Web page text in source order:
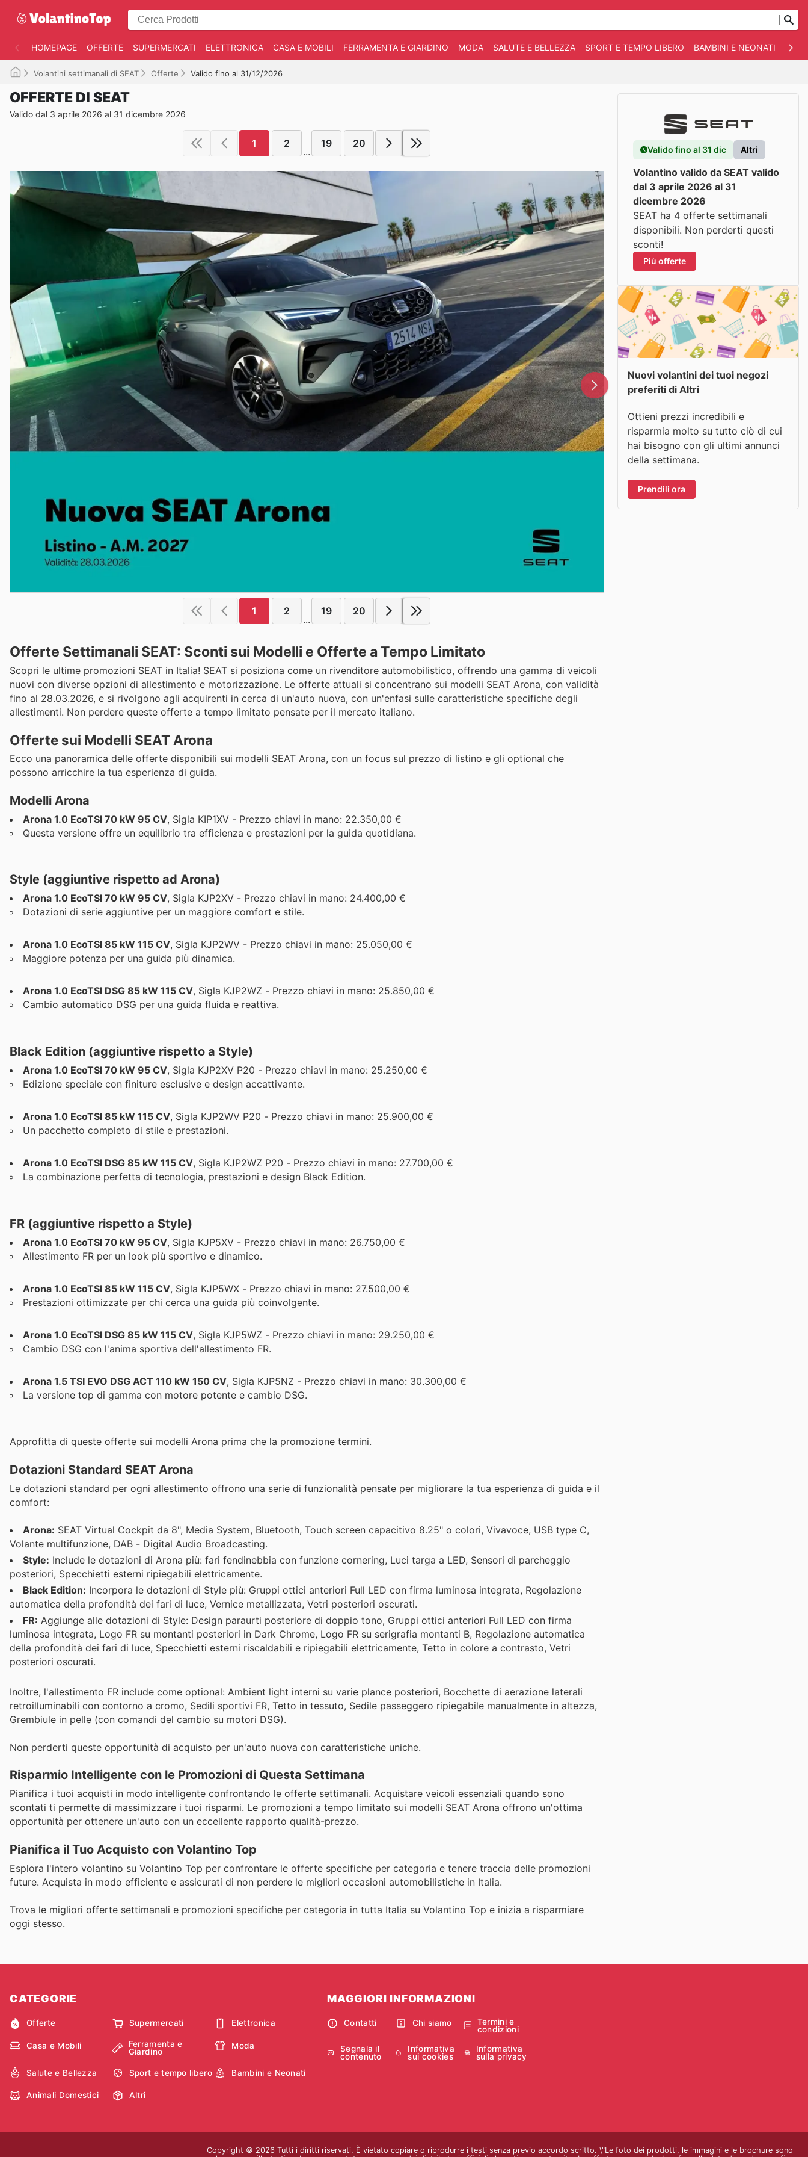
HOMEPAGE OFFERTE SUPERMERCATI ELETTRONICA CASA E MOBILI FERRAMENTA E GIARDINO MODA SALUTE E BELLEZZA SPORT E TEMPO LIBERO BAMBINI E NEONATI
Volantini settimanali di SEAT Offerte Valido fino al 31/12/2026
OFFERTE DI SEAT
Valido dal 3 aprile 2026 al 31 dicembre 2026
1 2
...
19 20
1 2
...
19 20
Offerte Settimanali SEAT: Sconti sui Modelli e Offerte a Tempo Limitato
Scopri le ultime promozioni SEAT in Italia! SEAT si posiziona come un rivenditore automobilistico, offrendo una gamma di veicoli
nuovi con diverse opzioni di allestimento e motorizzazione. Le offerte attuali si concentrano sui modelli SEAT Arona, con validità
fino al 28.03.2026, e si rivolgono agli acquirenti in cerca di un'auto nuova, con un'enfasi sulle caratteristiche specifiche degli
allestimenti. Non perdere queste offerte a tempo limitato pensate per il mercato italiano.
Offerte sui Modelli SEAT Arona
Ecco una panoramica delle offerte disponibili sui modelli SEAT Arona, con un focus sul prezzo di listino e gli optional che
possono arricchire la tua esperienza di guida.
Modelli Arona
Arona 1.0 EcoTSI 70 kW 95 CV, Sigla KIP1XV - Prezzo chiavi in mano: 22.350,00 €
Questa versione offre un equilibrio tra efficienza e prestazioni per la guida quotidiana.
Style (aggiuntive rispetto ad Arona)
Arona 1.0 EcoTSI 70 kW 95 CV, Sigla KJP2XV - Prezzo chiavi in mano: 24.400,00 €
Dotazioni di serie aggiuntive per un maggiore comfort e stile.
Arona 1.0 EcoTSI 85 kW 115 CV, Sigla KJP2WV - Prezzo chiavi in mano: 25.050,00 €
Maggiore potenza per una guida più dinamica.
Arona 1.0 EcoTSI DSG 85 kW 115 CV, Sigla KJP2WZ - Prezzo chiavi in mano: 25.850,00 €
Cambio automatico DSG per una guida fluida e reattiva.
Black Edition (aggiuntive rispetto a Style)
Arona 1.0 EcoTSI 70 kW 95 CV, Sigla KJP2XV P20 - Prezzo chiavi in mano: 25.250,00 €
Edizione speciale con finiture esclusive e design accattivante.
Arona 1.0 EcoTSI 85 kW 115 CV, Sigla KJP2WV P20 - Prezzo chiavi in mano: 25.900,00 €
Un pacchetto completo di stile e prestazioni.
Arona 1.0 EcoTSI DSG 85 kW 115 CV, Sigla KJP2WZ P20 - Prezzo chiavi in mano: 27.700,00 €
La combinazione perfetta di tecnologia, prestazioni e design Black Edition.
FR (aggiuntive rispetto a Style)
Arona 1.0 EcoTSI 70 kW 95 CV, Sigla KJP5XV - Prezzo chiavi in mano: 26.750,00 €
Allestimento FR per un look più sportivo e dinamico.
Arona 1.0 EcoTSI 85 kW 115 CV, Sigla KJP5WX - Prezzo chiavi in mano: 27.500,00 €
Prestazioni ottimizzate per chi cerca una guida più coinvolgente.
Arona 1.0 EcoTSI DSG 85 kW 115 CV, Sigla KJP5WZ - Prezzo chiavi in mano: 29.250,00 €
Cambio DSG con l'anima sportiva dell'allestimento FR.
Arona 1.5 TSI EVO DSG ACT 110 kW 150 CV, Sigla KJP5NZ - Prezzo chiavi in mano: 30.300,00 €
La versione top di gamma con motore potente e cambio DSG.
Approfitta di queste offerte sui modelli Arona prima che la promozione termini.
Dotazioni Standard SEAT Arona
Le dotazioni standard per ogni allestimento offrono una serie di funzionalità pensate per migliorare la tua esperienza di guida e il
comfort:
Arona: SEAT Virtual Cockpit da 8", Media System, Bluetooth, Touch screen capacitivo 8.25" o colori, Vivavoce, USB type C,
Volante multifunzione, DAB - Digital Audio Broadcasting.
Style: Include le dotazioni di Arona più: fari fendinebbia con funzione cornering, Luci targa a LED, Sensori di parcheggio
posteriori, Specchietti esterni ripiegabili elettricamente.
Black Edition: Incorpora le dotazioni di Style più: Gruppi ottici anteriori Full LED con firma luminosa integrata, Regolazione
automatica della profondità dei fari di luce, Vernice metallizzata, Vetri posteriori oscurati.
FR: Aggiunge alle dotazioni di Style: Design paraurti posteriore di doppio tono, Gruppi ottici anteriori Full LED con firma
luminosa integrata, Logo FR su montanti posteriori in Dark Chrome, Logo FR su serigrafia montanti B, Regolazione automatica
della profondità dei fari di luce, Specchietti esterni riscaldabili e ripiegabili elettricamente, Tetto in colore a contrasto, Vetri
posteriori oscurati.
Inoltre, l'allestimento FR include come optional: Ambient light interni su varie plance posteriori, Bocchette di aerazione laterali
retroilluminabili con contorno a cromo, Sedili sportivi FR, Tetto in tessuto, Sedile passeggero ripiegabile manualmente in altezza,
Grembiule in pelle (con comandi del cambio su motori DSG).
Non perderti queste opportunità di acquisto per un'auto nuova con caratteristiche uniche.
Risparmio Intelligente con le Promozioni di Questa Settimana
Pianifica i tuoi acquisti in modo intelligente confrontando le offerte settimanali. Acquistare veicoli essenziali quando sono
scontati ti permette di massimizzare i tuoi risparmi. Le promozioni a tempo limitato sui modelli SEAT Arona offrono un'ottima
opportunità per ottenere un'auto con un eccellente rapporto qualità-prezzo.
Pianifica il Tuo Acquisto con Volantino Top
Esplora l'intero volantino su Volantino Top per confrontare le offerte specifiche per categoria e tenere traccia delle promozioni
future. Acquista in modo efficiente e assicurati di non perdere le migliori occasioni automobilistiche in Italia.
Trova le migliori offerte settimanali e promozioni specifiche per categoria in tutta Italia su Volantino Top e inizia a risparmiare
oggi stesso.
Valido fino al 31 dic Altri
Volantino valido da SEAT valido
dal 3 aprile 2026 al 31
dicembre 2026
SEAT ha 4 offerte settimanali
disponibili. Non perderti questi
sconti!
Più offerte
Nuovi volantini dei tuoi negozi
preferiti di Altri
Ottieni prezzi incredibili e
risparmia molto su tutto ciò di cui
hai bisogno con gli ultimi annunci
della settimana.
Prendili ora
CATEGORIE
Offerte Supermercati Elettronica
Casa e Mobili
Ferramenta e
Giardino
Moda
Salute e Bellezza Sport e tempo libero Bambini e Neonati
Animali Domestici Altri
MAGGIORI INFORMAZIONI
Contatti Chi siamo
Termini e
condizioni
Segnala il
contenuto
Informativa
sui cookies
Informativa
sulla privacy
Copyright © 2026 Tutti i diritti riservati. È vietato copiare o riprodurre i testi senza previo accordo scritto. \"Le foto dei prodotti, le immagini e le brochure sono